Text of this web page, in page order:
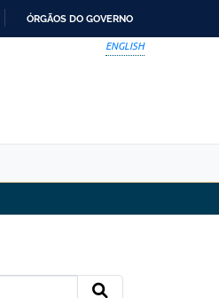
ÓRGÃOS DO GOVERNO
ENGLISH